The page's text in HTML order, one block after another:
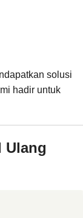
solusi
hadir untuk
Ulang